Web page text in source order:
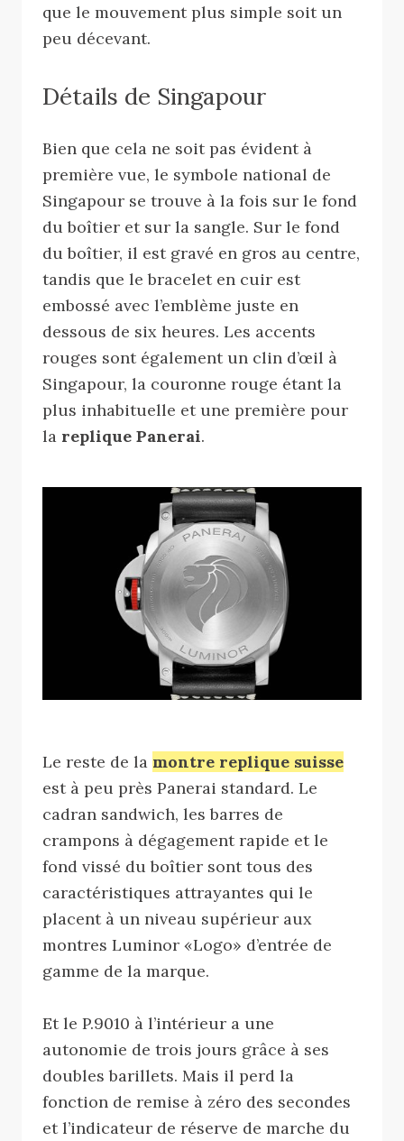
que le mouvement plus simple soit un
peu décevant.
Détails de Singapour
Bien que cela ne soit pas évident à
première vue, le symbole national de
Singapour se trouve à la fois sur le fond
du boîtier et sur la sangle. Sur le fond
du boîtier, il est gravé en gros au centre,
tandis que le bracelet en cuir est
embossé avec l’emblème juste en
dessous de six heures. Les accents
rouges sont également un clin d’œil à
Singapour, la couronne rouge étant la
plus inhabituelle et une première pour
la replique Panerai.
Le reste de la montre replique suisse
est à peu près Panerai standard. Le
cadran sandwich, les barres de
crampons à dégagement rapide et le
fond vissé du boîtier sont tous des
caractéristiques attrayantes qui le
placent à un niveau supérieur aux
montres Luminor «Logo» d’entrée de
gamme de la marque.
Et le P.9010 à l’intérieur a une
autonomie de trois jours grâce à ses
doubles barillets. Mais il perd la
fonction de remise à zéro des secondes
et l’indicateur de réserve de marche du